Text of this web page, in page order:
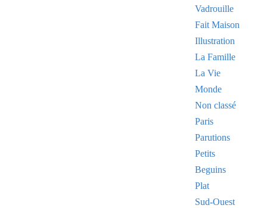
Vadrouille
Fait Maison
Illustration
La Famille
La Vie
Monde
Non classé
Paris
Parutions
Petits
Beguins
Plat
Sud-Ouest